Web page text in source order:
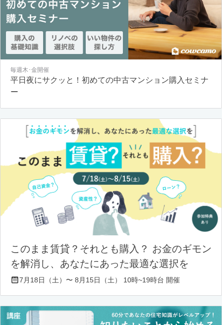
毎週木･金開催
平日夜にサクッと！初めての中古マンション購入セミナ
ー
このまま賃貸？それとも購入？ お金のギモン
を解消し、あなたにあった最適な選択を
7月18日（土）〜 8月15日（土） 10時~19時台 開催